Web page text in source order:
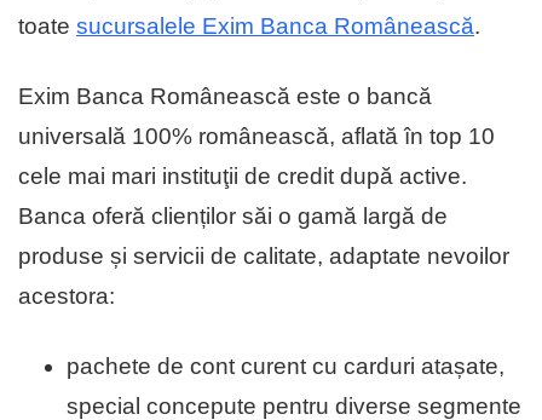
toate sucursalele Exim Banca Românească.
Exim Banca Românească este o bancă
universală 100% românească, aflată în top 10
cele mai mari instituţii de cre­dit după active.
Banca oferă clienților săi o gamă largă de
produse și servicii de calitate, adaptate nevoilor
acestora:
pachete de cont curent cu carduri atașate,
special concepute pentru diverse segmente